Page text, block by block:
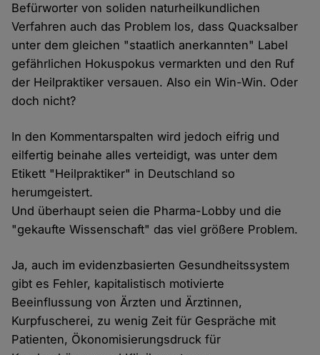
Befürworter von soliden naturheilkundlichen
Verfahren auch das Problem los, dass Quacksalber
unter dem gleichen "staatlich anerkannten" Label
gefährlichen Hokuspokus vermarkten und den Ruf
der Heilpraktiker versauen. Also ein Win-Win. Oder
doch nicht?
In den Kommentarspalten wird jedoch eifrig und
eilfertig beinahe alles verteidigt, was unter dem
Etikett "Heilpraktiker" in Deutschland so
herumgeistert.
Und überhaupt seien die Pharma-Lobby und die
"gekaufte Wissenschaft" das viel größere Problem.
Ja, auch im evidenzbasierten Gesundheitssystem
gibt es Fehler, kapitalistisch motivierte
Beeinflussung von Ärzten und Ärztinnen,
Kurpfuscherei, zu wenig Zeit für Gespräche mit
Patienten, Ökonomisierungsdruck für